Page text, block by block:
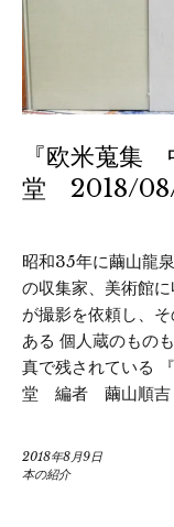
『欧米蒐集
堂 2018/
昭和35年に繭山龍
の収集家、美術館
が撮影を依頼し、
ある 個人蔵のもの
真で残されている
堂 編者 繭山順吉
2018年8月9日
本の紹介